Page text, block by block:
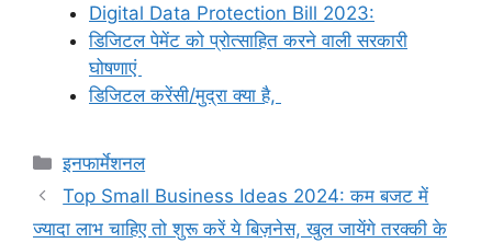
Digital Data Protection Bill 2023:
डिजिटल पेमेंट को प्रोत्साहित करने वाली सरकारी
घोषणाएं
डिजिटल करेंसी/मुद्रा क्या है,
Categories
इनफार्मेशनल
Top Small Business Ideas 2024: कम बजट में
ज्यादा लाभ चाहिए तो शुरू करें ये बिज़नेस, खुल जायेंगे तरक्की के